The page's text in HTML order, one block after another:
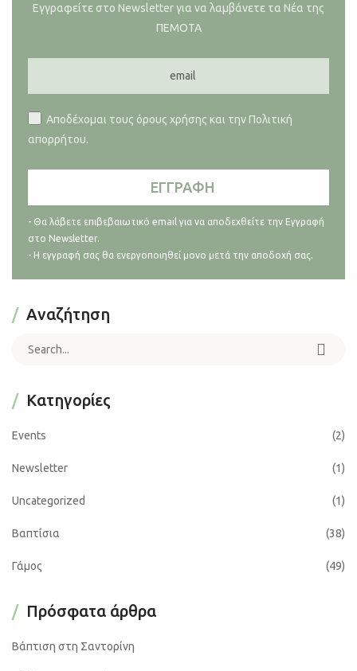
Εγγραφείτε στο Newsletter για να λαμβάνετε τα Νέα της
ΠΕΜΟΤΑ
Αποδέχομαι τους όρους χρήσης και την Πολιτική
απορρήτου.
- Θα λάβετε επιβεβαιωτικό email για να αποδεχθείτε την Εγγραφή
στο Newsletter.
- Η εγγραφή σας θα ενεργοποιηθεί μονο μετά την αποδοχή σας.
Αναζήτηση
Search for:
Kατηγορίες
Events (2)
Newsletter (1)
Uncategorized (1)
Βαπτίσια (38)
Γάμος (49)
Πρόσφατα άρθρα
Βάπτιση στη Σαντορίνη